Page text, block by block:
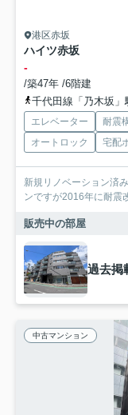
港区赤坂
ハイツ赤坂
-
/築47年 /6階建
千代田線「乃木坂」
エレベーター 耐震
オートロック
宅配
新規リノベーション済
ンですが2016年に耐震
販売中の部屋
過去掲
中古マンション